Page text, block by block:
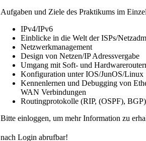
Aufgaben und Ziele des Praktikums im
IPv4/IPv6
Einblicke in die Welt der ISPs/
Netzwerkmanagement
Design von Netzen/IP Adressvergabe
Umgang mit Soft- und
Konfiguration unter IOS/JunOS/Linux
Kennenlernen und Debugging von
WAN Verbindungen
Routingprotokolle (RIP, (OSPF), BGP)
Bitte einloggen, um mehr Information zu
nach Login abrufbar!